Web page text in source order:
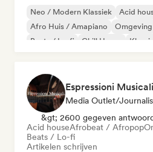
Neo / Modern Klassiek
Acid
Afro Huis / Amapiano
Omgeving
Beats / Lo-fi
Chill House
Espressioni Musicali
Media Outlet/
&gt; 2600 gegeven
Acid houseAfrobeat / Afropop
Beats / Lo-fi
Artikelen schrijven